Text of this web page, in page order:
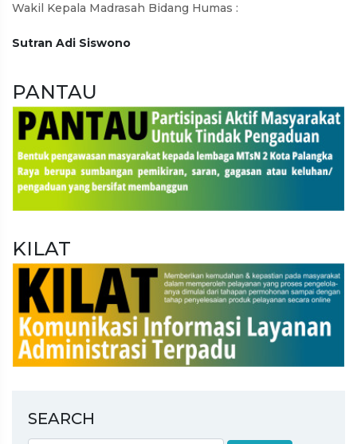
Wakil Kepala Madrasah Bidang Humas :
Sutran Adi Siswono
PANTAU
KILAT
SEARCH